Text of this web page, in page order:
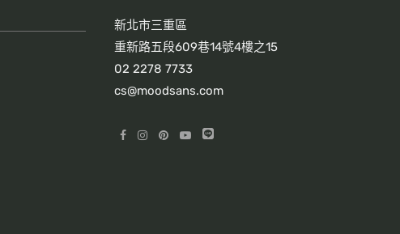
新北市三重區
重新路五段609巷14號4樓之15
02 2278 7733
cs@moodsans.com